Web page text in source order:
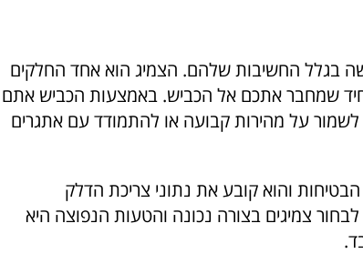
בגלל החשיבות שלהם. הצמיג הוא אחד החלקים
שמחבר אתכם אל הכביש. באמצעות הכביש אתם
לשמור על מהירות קבועה או להתמודד עם אתגרים
והוא קובע את נתוני צריכת הדלק
צמיגים בצורה נכונה והטעות הנפוצה היא